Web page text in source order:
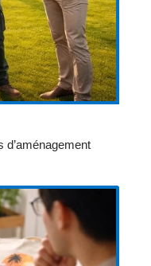
d’aménagement